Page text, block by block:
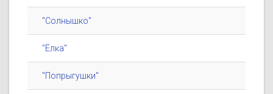
"Солнышко"
"Ёлка"
"Попрыгушки"